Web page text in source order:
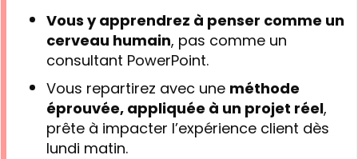
Vous y apprendrez à penser comme un
cerveau humain, pas comme un
consultant PowerPoint.
Vous repartirez avec une méthode
éprouvée, appliquée à un projet réel,
prête à impacter l’expérience client dès
lundi matin.